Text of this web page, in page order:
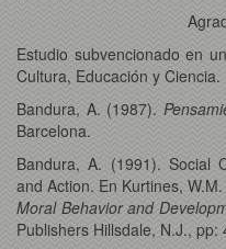
Estudio subvencionado en
Cultura, Educación y Ciencia.
Bandura, A. (1987).
Barcelona.
Bandura, A. (1991). Social
and Action. En Kurtines,
Moral Behavior and
Publishers Hillsdale, N.J., pp: